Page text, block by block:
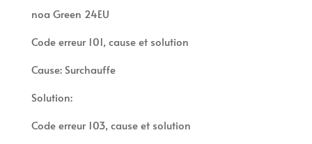
noa Green 24EU
Code erreur 101, cause et solution
Cause: Surchauffe
Solution:
Code erreur 103, cause et solution